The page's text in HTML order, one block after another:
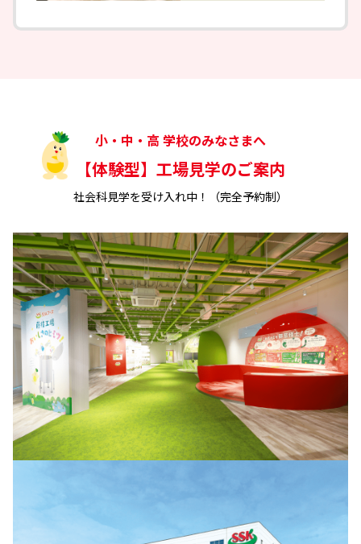
小・中・高 学校のみなさまへ
【体験型】工場見学のご案内
社会科見学を受け入れ中！（完全予約制）